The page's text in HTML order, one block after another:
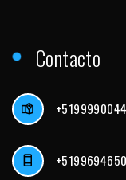
Contacto